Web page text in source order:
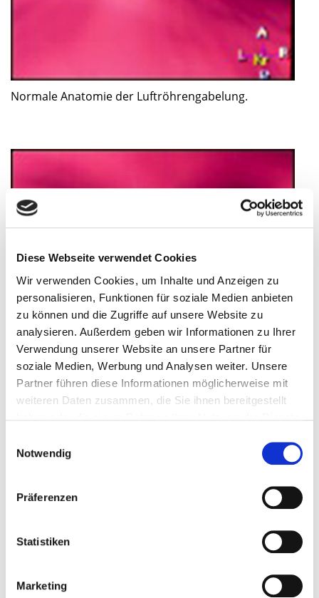
Diese Webseite verwendet Cookies
Wir verwenden Cookies, um Inhalte und Anzeigen zu
personalisieren, Funktionen für soziale Medien anbieten
zu können und die Zugriffe auf unsere Website zu
analysieren. Außerdem geben wir Informationen zu Ihrer
Verwendung unserer Website an unsere Partner für
soziale Medien, Werbung und Analysen weiter. Unsere
Partner führen diese Informationen möglicherweise mit
weiteren Daten zusammen, die Sie ihnen bereitgestellt
Notwendig
Präferenzen
Statistiken
Marketing
Normale Anatomie der Luftröhrengabelung.
Blick in einem subsegmentalen Bronchus (regelrechtes
Kolon und Rektum
Todesursache in den meisten Industrieländer dar. In